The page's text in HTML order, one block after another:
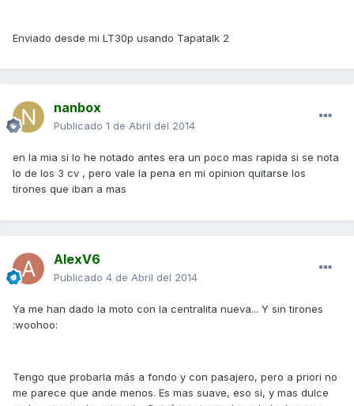
Enviado desde mi LT30p usando Tapatalk 2
nanbox
Publicado 1 de Abril del 2014
en la mia si lo he notado antes era un poco mas rapida si se nota
lo de los 3 cv , pero vale la pena en mi opinion quitarse los
tirones que iban a mas
AlexV6
Publicado 4 de Abril del 2014
Ya me han dado la moto con la centralita nueva... Y sin tirones
:woohoo:
Tengo que probarla más a fondo y con pasajero, pero a priori no
me parece que ande menos. Es mas suave, eso si, y mas dulce